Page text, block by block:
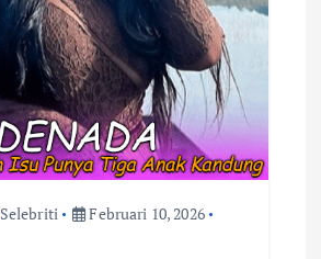
Selebriti
Februari 10, 2026